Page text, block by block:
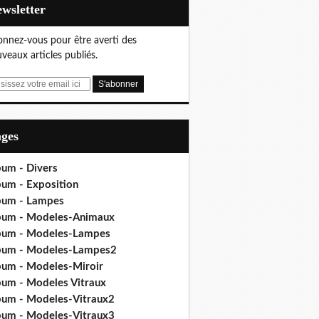
vous pour être averti des
articles publiés.
- Divers
- Exposition
- Lampes
- Modeles-Animaux
- Modeles-Lampes
- Modeles-Lampes2
- Modeles-Miroir
- Modeles Vitraux
- Modeles-Vitraux2
- Modeles-Vitraux3